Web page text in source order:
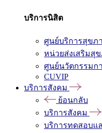
บริการนิสิต
ศูนย์บริการสุขภ
หน่วยส่งเสริมสุ
ศูนย์นวัตกรรมกา
CUVIP
บริการสังคม
ย้อนกลับ
บริการสังคม
บริการทดสอบแ